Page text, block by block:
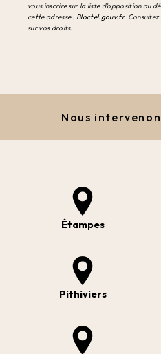
vous inscrire sur la liste d'opposition au
cette adresse : Bloctel.gouv.fr.
sur vos droits.
Nous
Étampes
Pithiviers